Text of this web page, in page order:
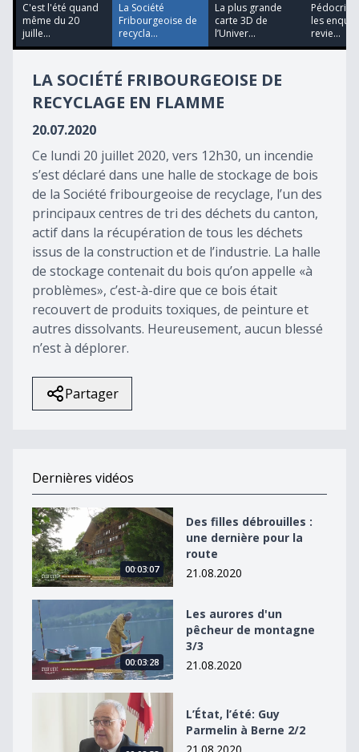
37
minutes,
seconds
C'est l'été quand
même du 20
juille...
La Société
Fribourgeoise de
recycla...
La plus grande
carte 3D de
l’Univer...
les
revie...
LA SOCIÉTÉ FRIBOURGEOISE DE
RECYCLAGE EN FLAMME
20.07.2020
Ce lundi 20 juillet 2020, vers 12h30, un incendie
s’est déclaré dans une halle de stockage de bois
de la Société fribourgeoise de recyclage, l’un des
principaux centres de tri des déchets du canton,
actif dans la récupération de tous les déchets
issus de la construction et de l’industrie. La halle
de stockage contenait du bois qu’on appelle «à
problèmes», c’est-à-dire que ce bois était
recouvert de produits toxiques, de peinture et
autres dissolvants. Heureusement, aucun blessé
n’est à déplorer.
Partager
Dernières vidéos
Des filles débrouilles : une dernière pour la route
00:03:07
Des filles débrouilles :
une dernière pour la
route
21.08.2020
Les aurores d&#039;un pêcheur de montagne 3/3
00:03:28
Les aurores d'un
pêcheur de montagne
3/3
21.08.2020
L’État, l’été: Guy Parmelin à Berne 2/2
L’État, l’été: Guy
Parmelin à Berne 2/2